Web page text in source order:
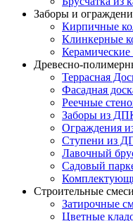
Заборы и
Кирпичные
Клинкерные
Керамические
Древесно-
Террасная
Фасадная
Реечные
Заборы из
Ограждения
Ступени из
Лавочный
Садовый
Строительные смеси
Затирочные
Цветные